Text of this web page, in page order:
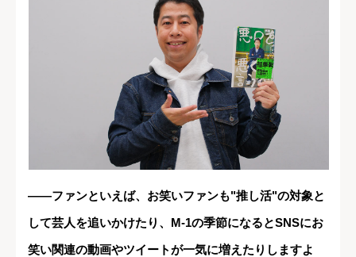
――ファンといえば、お笑いファンも"推し活"の対象と
して芸人を追いかけたり、M-1の季節になるとSNSにお
笑い関連の動画やツイートが一気に増えたりしますよ